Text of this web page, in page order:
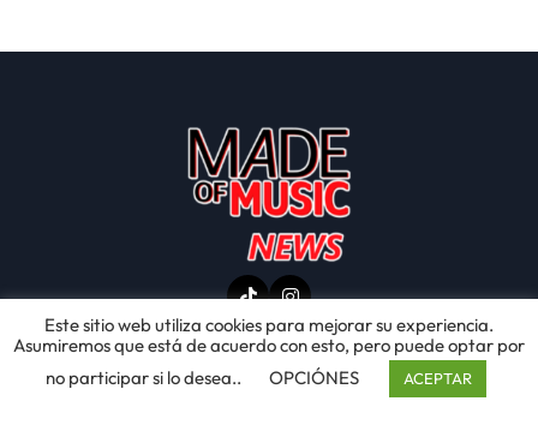
© Copyright 2025 Made of Music Latino . Todos
Este sitio web utiliza cookies para mejorar su experiencia.
Asumiremos que está de acuerdo con esto, pero puede optar por
no participar si lo desea..
OPCIÓNES ACEPTAR